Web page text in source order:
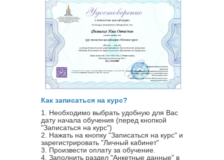
Как записаться на курс?
1. Необходимо выбрать удобную для Вас
дату начала обучения (перед кнопкой
"Записаться на курс")
2. Нажать на кнопку "Записаться на курс" и
зарегистрировать "Личный кабинет"
3. Произвести оплату за обучение.
4. Заполнить раздел "Анкетные данные" в